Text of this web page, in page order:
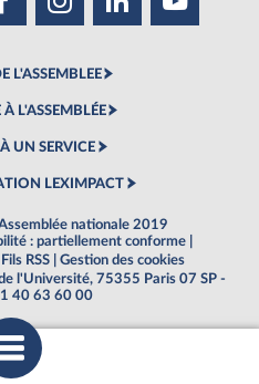
L'ASSEMBLEE
L'ASSEMBLÉE
UN SERVICE
LEXIMPACT
nationale 2019
: partiellement conforme
Fils RSS
Gestion des cookies
l'Université, 75355 Paris 07 SP -
40 63 60 00